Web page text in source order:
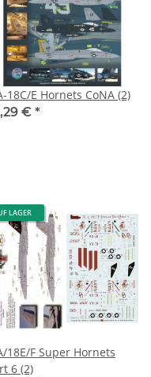
18C/E Hornets CoNA (2)
€ *
LAGER
18E/F Super Hornets
6 (2)